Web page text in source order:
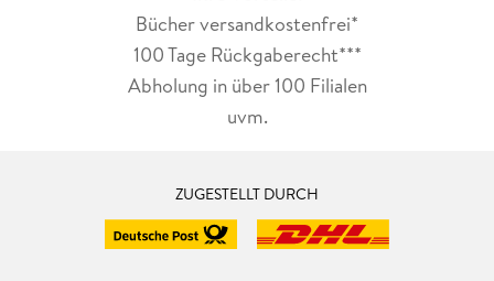
Bücher versandkostenfrei*
100 Tage Rückgaberecht***
Abholung in über 100 Filialen
uvm.
ZUGESTELLT DURCH